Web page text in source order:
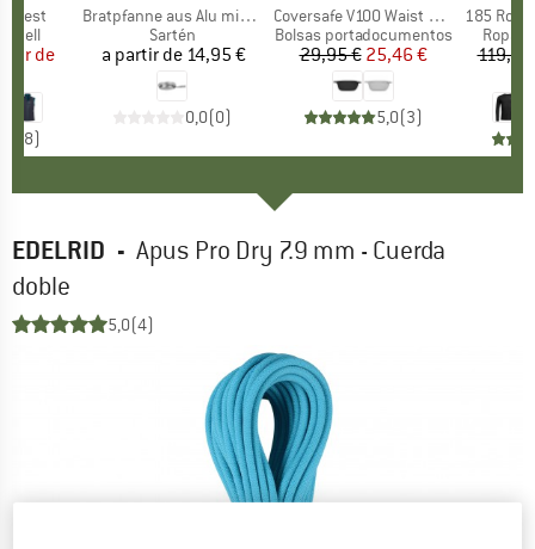
Vest
reducido
de
8)
Artículo
Bratpfanne aus Alu mit Klappgriff
Product group
Sartén
Precio
a partir de 14,95 €
0,0(0)
Artículo
Coversafe V100 Waist Wallet
Product group
Bolsas portadocumentos
Precio
29,95 € Precio reducido
25,46 €
5,0(3)
Artículo
185
Ropa
EDELRID - Apus Pro Dry 7.9 mm - Cuerda
doble
5,0(4)